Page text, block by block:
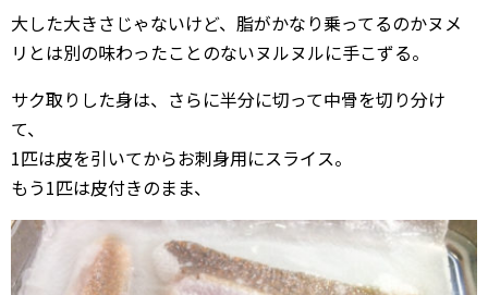
大した大きさじゃないけど、脂がかなり乗ってるのかヌメ
リとは別の味わったことのないヌルヌルに手こずる。
サク取りした身は、さらに半分に切って中骨を切り分け
て、
1匹は皮を引いてからお刺身用にスライス。
もう1匹は皮付きのまま、